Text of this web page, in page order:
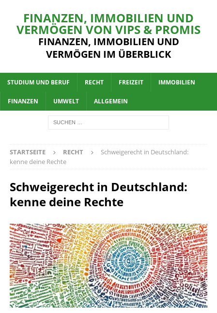
FINANZEN, IMMOBILIEN UND
VERMÖGEN VON VIPS & PROMIS
FINANZEN, IMMOBILIEN UND
VERMÖGEN IM ÜBERBLICK
STUDIUM UND BERUF RECHT FREIZEIT IMMOBILIEN
FINANZEN UMWELT ALLGEMEIN
STARTSEITE RECHT
Schweigerecht in Deutschland:
kenne deine Rechte
Schweigerecht in Deutschland:
kenne deine Rechte